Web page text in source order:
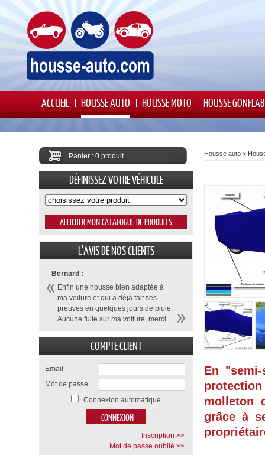
ACCUEIL HOUSSE AUTO HOUSSE MOTO HOUSSE
Housse auto >
En
molleton
grâce à
Panier : 0 produit
DÉFINISSEZ VOTRE VÉHICULE
L'AVIS DE NOS CLIENTS
Bernard :
Enfin une housse bien adaptée à
ma voiture et qui a déjà fait ses
preuves en quelques jours de pluie.
Aucune fuite sur ma voiture, merci.
COMPTE CLIENT
Email
Mot de passe
Connexion automatique
Inscription >>
Mot de passe oublié >>